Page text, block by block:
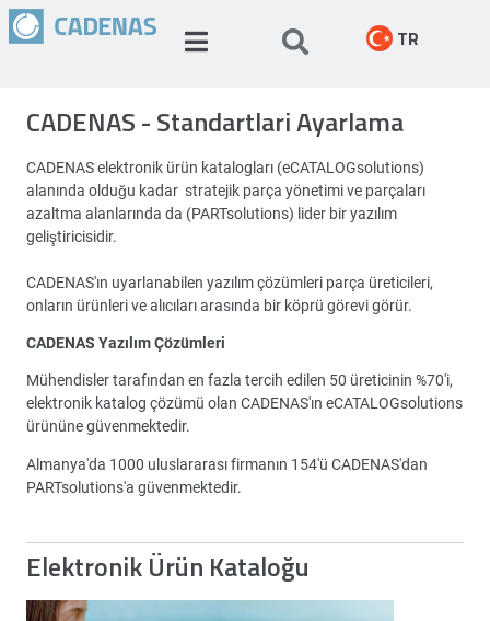
TR
CADENAS - Standartlari Ayarlama
CADENAS elektronik ürün katalogları (eCATALOGsolutions)
alanında olduğu kadar stratejik parça yönetimi ve parçaları
azaltma alanlarında da (PARTsolutions) lider bir yazılım
geliştiricisidir.
CADENAS'ın uyarlanabilen yazılım çözümleri parça üreticileri,
onların ürünleri ve alıcıları arasında bir köprü görevi görür.
CADENAS Yazılım Çözümleri
Mühendisler tarafından en fazla tercih edilen 50 üreticinin %70'i,
elektronik katalog çözümü olan CADENAS'ın eCATALOGsolutions
ürününe güvenmektedir.
Almanya'da 1000 uluslararası firmanın 154'ü CADENAS'dan
PARTsolutions'a güvenmektedir.
Elektronik Ürün Kataloğu